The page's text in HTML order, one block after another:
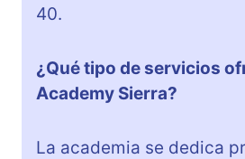
40.
¿Qué tipo de servicios
Academy Sierra?
La academia se dedica